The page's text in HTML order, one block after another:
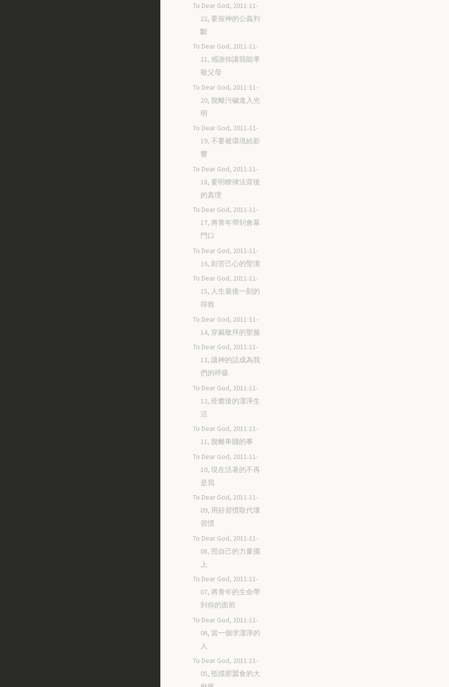
To Dear God, 2011-11-
22, 要按神的公義判
斷
To Dear God, 2011-11-
21, 感謝你讓我能孝
敬父母
To Dear God, 2011-11-
20, 脫離污穢進入光
明
To Dear God, 2011-11-
19, 不要被環境給影
響
To Dear God, 2011-11-
18, 要明瞭律法背後
的真理
To Dear God, 2011-11-
17, 將青年帶到會幕
門口
To Dear God, 2011-11-
16, 刻苦己心的聖潔
To Dear God, 2011-11-
15, 人生最後一刻的
得救
To Dear God, 2011-11-
14, 穿戴敬拜的聖服
To Dear God, 2011-11-
13, 讓神的話成為我
們的呼吸
To Dear God, 2011-11-
12, 痊癒後的潔淨生
活
To Dear God, 2011-11-
11, 脫離卑賤的事
To Dear God, 2011-11-
10, 現在活著的不再
是我
To Dear God, 2011-11-
09, 用好習慣取代壞
習慣
To Dear God, 2011-11-
08, 照自己的力量擺
上
To Dear God, 2011-11-
07, 將青年的生命帶
到你的面前
To Dear God, 2011-11-
06, 當一個求潔淨的
人
To Dear God, 2011-11-
05, 抵擋那蠶食的大